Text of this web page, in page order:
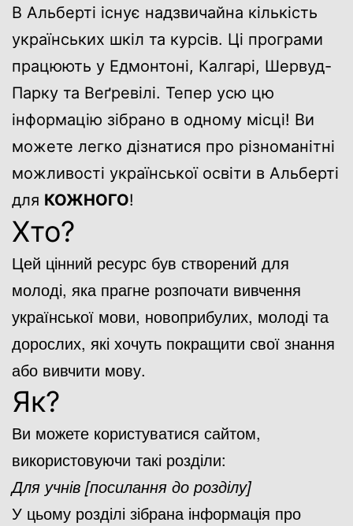
В Альберті існує надзвичайна кількість
українських шкіл та курсів. Ці програми
працюють у Едмонтоні, Калгарі, Шервуд-
Парку та Веґревілі. Тепер усю цю
інформацію зібрано в одному місці! Ви
можете легко дізнатися про різноманітні
можливості української освіти в Альберті
для КОЖНОГО!
Хто?
Цей цінний ресурс був створений для
молоді, яка прагне розпочати вивчення
української мови, новоприбулих, молоді та
дорослих, які хочуть покращити свої знання
або вивчити мову.
Як?
Ви можете користуватися сайтом,
використовуючи такі розділи:
Для учнів [посилання до розділу]
У цьому розділі зібрана інформація про